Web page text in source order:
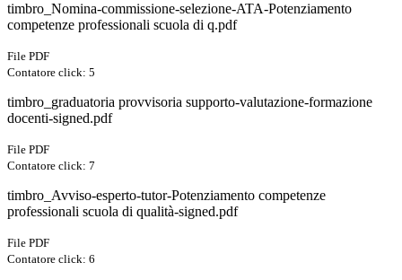
timbro_Nomina-commissione-selezione-ATA-Potenziamento
competenze professionali scuola di q.pdf
File PDF
Contatore click: 5
timbro_graduatoria provvisoria supporto-valutazione-formazione
docenti-signed.pdf
File PDF
Contatore click: 7
timbro_Avviso-esperto-tutor-Potenziamento competenze
professionali scuola di qualità-signed.pdf
File PDF
Contatore click: 6